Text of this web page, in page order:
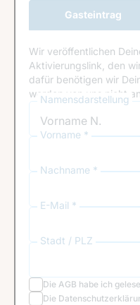
Gasteintrag
Wir veröffentlichen
Aktivierungslink, den
dafür benötigen wir
werden von uns nicht
Namensdarstellung
Vorname *
Nachname *
E-Mail *
Stadt / PLZ
Die AGB habe ich
Die